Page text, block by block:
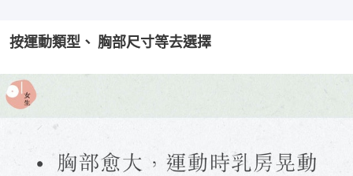
按運動類型、 胸部尺寸等去選擇